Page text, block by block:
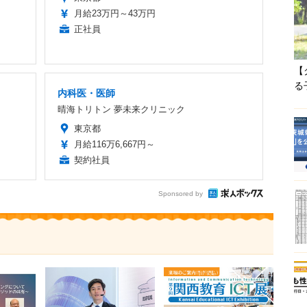
月給23万円～43万円
正社員
内科医・医師
晴海トリトン 夢未来クリニック
東京都
月給116万6,667円～
契約社員
Sponsored by
る